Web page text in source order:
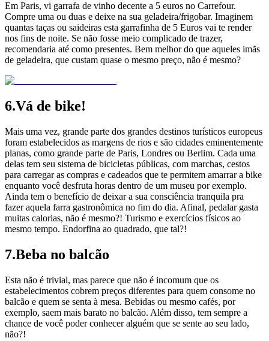
Em Paris, vi garrafa de vinho decente a 5 euros no Carrefour.
Compre uma ou duas e deixe na sua geladeira/frigobar. Imaginem
quantas taças ou saideiras esta garrafinha de 5 Euros vai te render
nos fins de noite. Se não fosse meio complicado de trazer,
recomendaria até como presentes. Bem melhor do que aqueles imãs
de geladeira, que custam quase o mesmo preço, não é mesmo?
6.Vá de bike!
Mais uma vez, grande parte dos grandes destinos turísticos europeus
foram estabelecidos as margens de rios e são cidades eminentemente
planas, como grande parte de Paris, Londres ou Berlim. Cada uma
delas tem seu sistema de bicicletas públicas, com marchas, cestos
para carregar as compras e cadeados que te permitem amarrar a bike
enquanto você desfruta horas dentro de um museu por exemplo.
Ainda tem o benefício de deixar a sua consciência tranquila pra
fazer aquela farra gastronômica no fim do dia. Afinal, pedalar gasta
muitas calorias, não é mesmo?! Turismo e exercícios físicos ao
mesmo tempo. Endorfina ao quadrado, que tal?!
7.Beba no balcão
Esta não é trivial, mas parece que não é incomum que os
estabelecimentos cobrem preços diferentes para quem consome no
balcão e quem se senta à mesa. Bebidas ou mesmo cafés, por
exemplo, saem mais barato no balcão. Além disso, tem sempre a
chance de você poder conhecer alguém que se sente ao seu lado,
não?!